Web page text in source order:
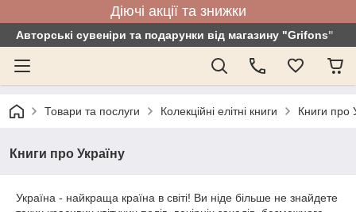
Діючі акції та знижки
Авторські сувеніри та подарунки від магазину "Grifons"
Товари та послуги Колекційні елітні книги Книги про
Книги про Україну
Україна - найкраща країна в світі! Ви ніде більше не знайдете